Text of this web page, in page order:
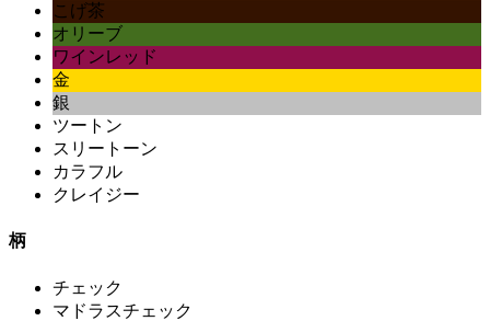
こげ茶
オリーブ
ワインレッド
金
銀
ツートン
スリートーン
カラフル
クレイジー
柄
チェック
マドラスチェック